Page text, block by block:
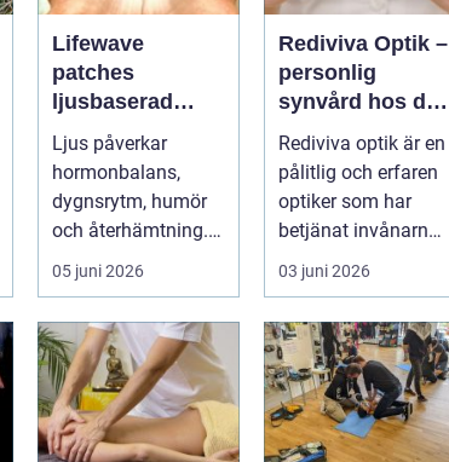
Lifewave
patches
ljusbaserad
teknik för ett
mer hållbart
välbefinnande
Ljus påverkar
hormonbalans,
dygnsrytm, humör
och återhämtning.
Under senare år har
05 juni 2026
Rediviva Optik –
personlig
synvård hos din
optiker i
Uppsala
Rediviva optik är en
pålitlig och erfaren
optiker som har
betjänat invånarna
i...
03 juni 2026